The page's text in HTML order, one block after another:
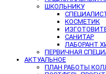
ШКОЛЬНИКУ
КОСМЕТИК
САНИТАР
ЛАБОРАНТ
ПЕРВИЧНАЯ
АКТУАЛЬНОЕ
ПЛАН РАБОТЫ